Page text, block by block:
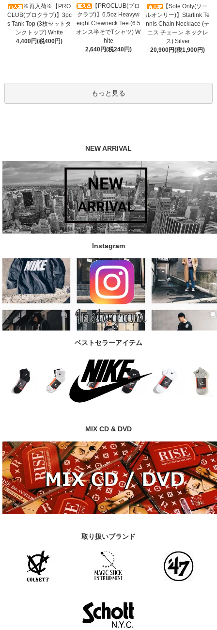
※再入荷※【PRO
CLUB(プロクラブ)】3pc
s Tank Top (3枚セットタ
ンクトップ) White
4,400円(税400円)
【PROCLUB(プロ
クラブ)】6.5oz Heavyw
eight Crewneck Tee (6.5
オンス半そでTシャツ) W
hite
2,640円(税240円)
【Sole Only(ソー
ルオンリー)】Starlink Te
nnis Chain Necklace (テ
ニス チェーン ネックレ
ス) Silver
20,900円(税1,900円)
もっと見る
NEW ARRIVAL
Instagram
ベストセラーアイテム
MIX CD & DVD
取り扱いブランド